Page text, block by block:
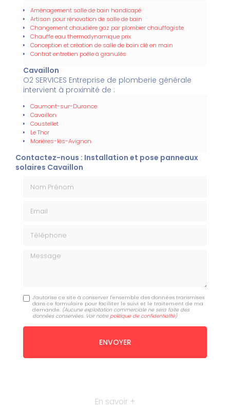
Aménagement salle de bain handicapé
Artisan pour rénovation de salle de bain
Changement chaudière gaz par plombier chauffagiste
Chauffe eau thermodynamique prix
Conception et création de salle de bain clé en main
Contrat entretien poêle à granulés
Cavaillon
O2 SERVICES Entreprise de plomberie générale
intervient à proximité de :
Caumont-sur-Durance
Cavaillon
Coustellet
Le Thor
Morières-lès-Avignon
Contactez-nous : Installation et pose panneaux
solaires Cavaillon
Message
J'autorise ce site à conserver l'ensemble des données transmises
dans ce formulaire pour faciliter le suivi et le traitement de ma
demande. (Aucune exploitation commerciale ne sera faite des
données conservées. Voir notre politique de confidentialité)
En savoir +